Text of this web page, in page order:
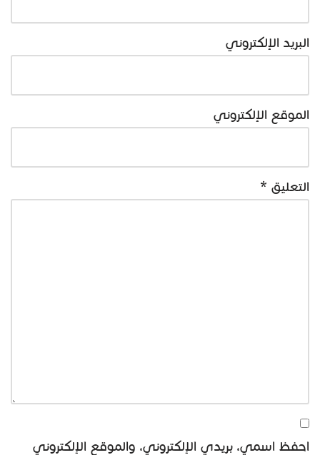
البريد الإلكتروني
الموقع الإلكتروني
التعليق *
احفظ اسمي، بريدي الإلكتروني، والموقع الإلكتروني